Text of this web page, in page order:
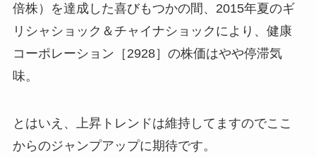
倍株）を達成した喜びもつかの間、2015年夏のギ
リシャショック＆チャイナショックにより、健康
コーポレーション［2928］の株価はやや停滞気
味。
とはいえ、上昇トレンドは維持してますのでここ
からのジャンプアップに期待です。